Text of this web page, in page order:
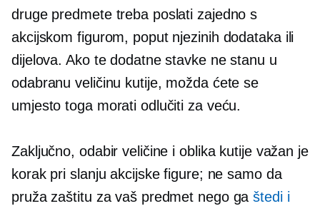
druge predmete treba poslati zajedno s
akcijskom figurom, poput njezinih dodataka ili
dijelova. Ako te dodatne stavke ne stanu u
odabranu veličinu kutije, možda ćete se
umjesto toga morati odlučiti za veću.
Zaključno, odabir veličine i oblika kutije važan je
korak pri slanju akcijske figure; ne samo da
pruža zaštitu za vaš predmet nego gaštedi i